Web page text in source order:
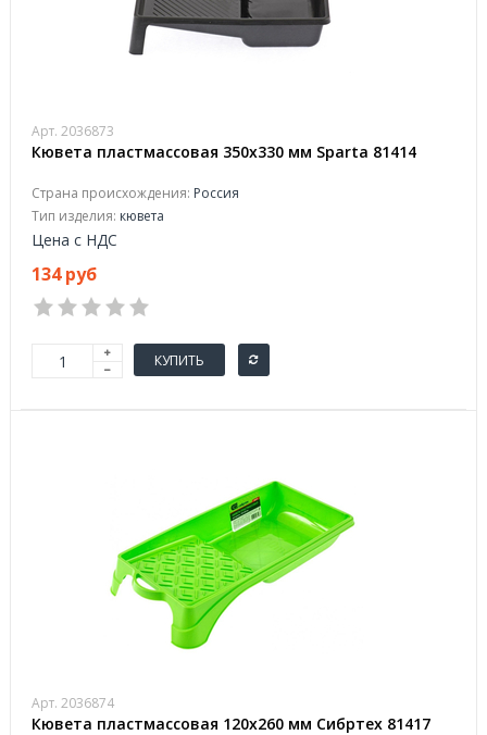
Арт. 2036873
Кювета пластмассовая 350х330 мм Sparta 81414
Страна происхождения: Россия
Тип изделия: кювета
Цена с НДС
134 руб
КУПИТЬ
Арт. 2036874
Кювета пластмассовая 120х260 мм Сибртех 81417